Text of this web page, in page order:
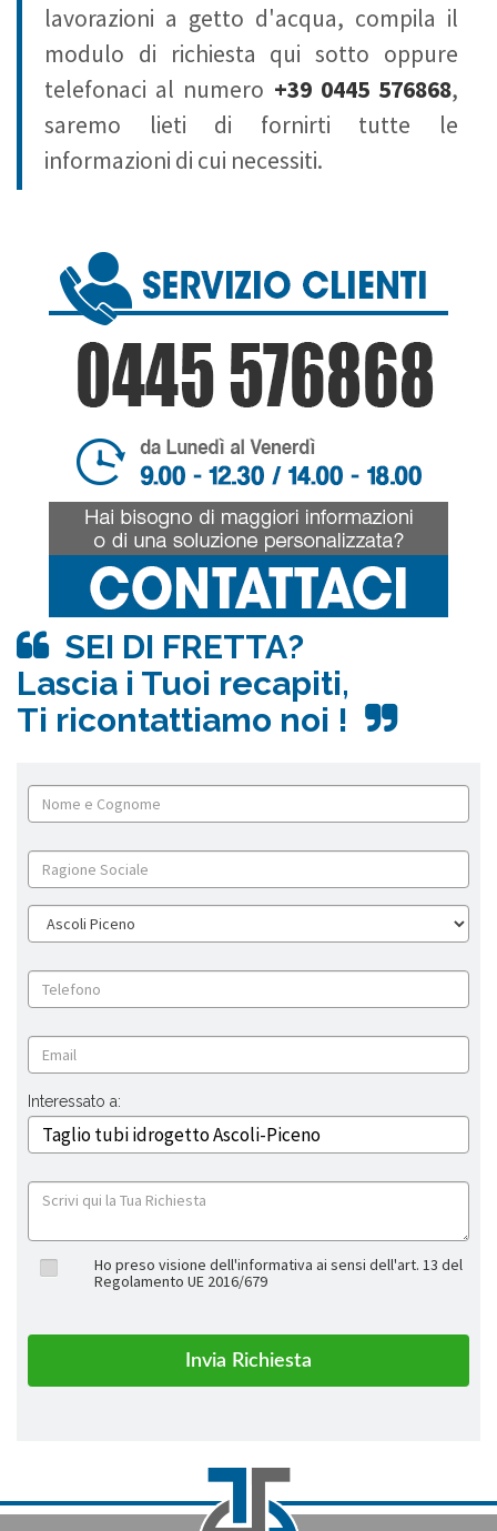
lavorazioni a getto d'acqua, compila il
modulo di richiesta qui sotto oppure
telefonaci al numero +39 0445 576868,
saremo lieti di fornirti tutte le
informazioni di cui necessiti.
SEI DI FRETTA?
Lascia i Tuoi recapiti,
Ti ricontattiamo noi !
Interessato a:
Ho preso visione dell'informativa ai sensi dell'art. 13 del
Regolamento UE 2016/679